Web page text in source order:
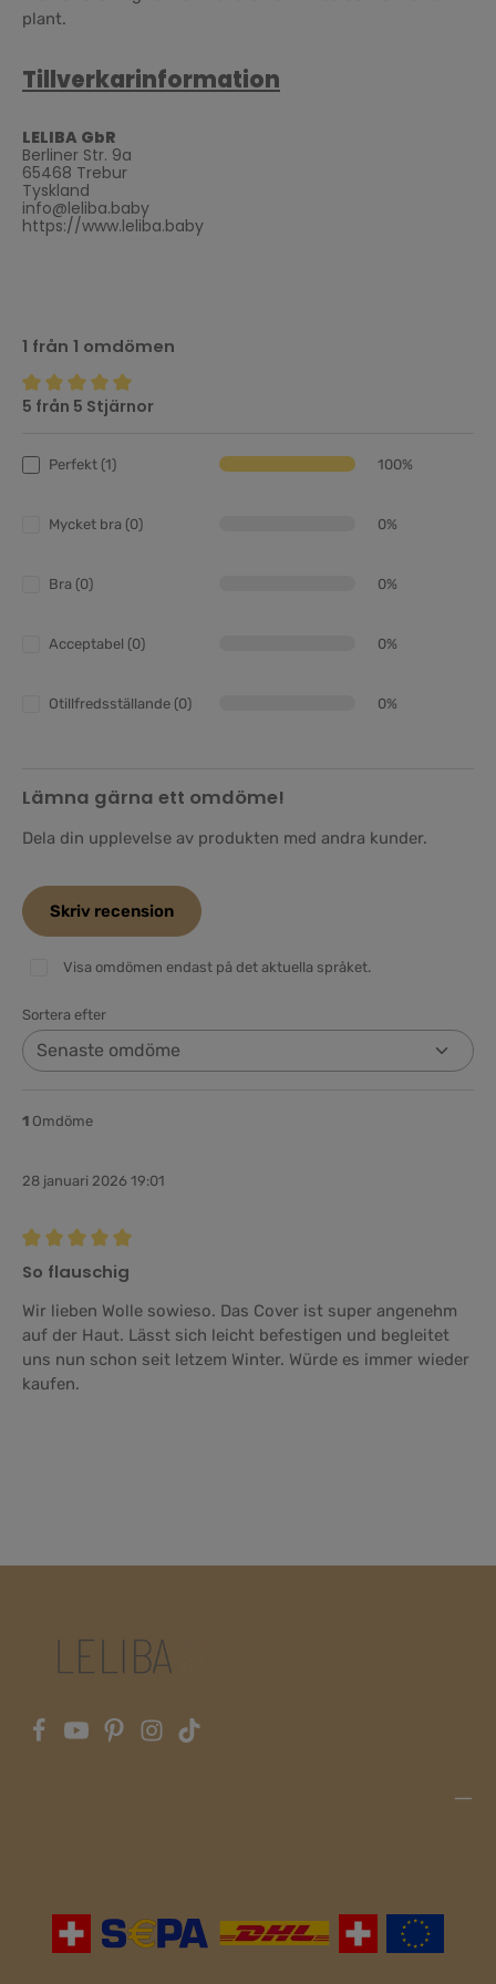
plant.
Tillverkarinformation
LELIBA GbR
Berliner Str. 9a
65468 Trebur
Tyskland
info@leliba.baby
https://www.leliba.baby
1 från 1 omdömen
Genomsnittligt betyg på 5 av 5 stjärnor
5 från 5 Stjärnor
Perfekt (1) 100%
Mycket bra (0) 0%
Bra (0) 0%
Acceptabel (0) 0%
Otillfredsställande (0) 0%
Lämna gärna ett omdöme!
Dela din upplevelse av produkten med andra kunder.
Skriv recension
Visa omdömen endast på det aktuella språket.
Sortera efter
1 Omdöme
28 januari 2026 19:01
Recension med betyg på 5 av 5 stjärnor
So flauschig
Wir lieben Wolle sowieso. Das Cover ist super angenehm
auf der Haut. Lässt sich leicht befestigen und begleitet
uns nun schon seit letzem Winter. Würde es immer wieder
kaufen.